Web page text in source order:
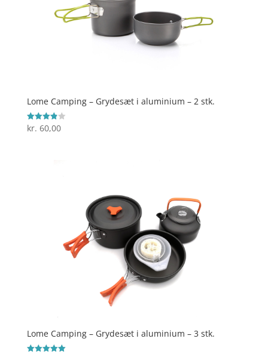
Lome Camping – Grydesæt i aluminium – 2 stk.
Vurderet
3.9
kr. 60,00
Lome Camping – Grydesæt i aluminium – 3 stk.